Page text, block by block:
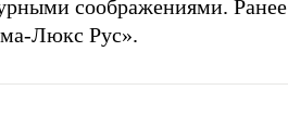
соображениями. Ранее
Люкс Рус».